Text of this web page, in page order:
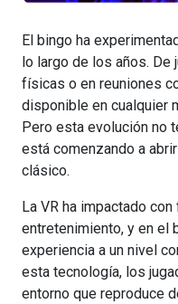
El bingo ha
lo largo de los años. De
físicas o en reuniones
disponible en cualquier
Pero esta evolución no
está comenzando a
clásico.
La VR ha impactado
entretenimiento, y en el
experiencia a un nivel
esta tecnología, los
entorno que reproduce